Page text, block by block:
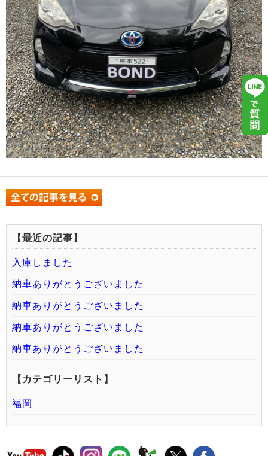
【最近の記事】
入庫しました
納車ありがとうございました
納車ありがとうございました
納車ありがとうございました
納車ありがとうございました
【カテゴリーリスト】
福岡